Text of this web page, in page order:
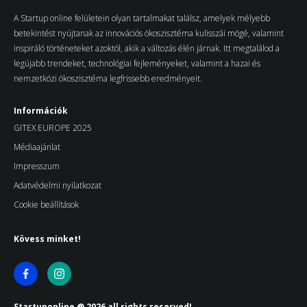
A Startup online felületein olyan tartalmakat találsz, amelyek mélyebb
betekintést nyújtanak az innovációs ökoszisztéma kulisszái mögé, valamint
inspiráló történeteket azoktól, akik a változás élén járnak. Itt megtalálod a
legújabb trendeket, technológiai fejleményeket, valamint a hazai és
nemzetközi ökoszisztéma legfrissebb eredményeit.
Információk
GITEX EUROPE 2025
Médiaajánlat
Impresszum
Adatvédelmi nyilatkozat
Cookie beállítások
Kövess minket!